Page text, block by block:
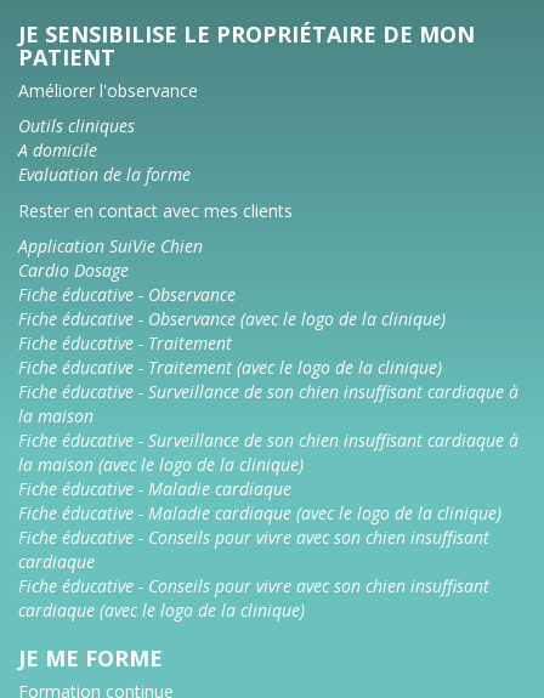
JE SENSIBILISE LE PROPRIÉTAIRE DE MON
PATIENT
Améliorer l'observance
Outils cliniques
A domicile
Evaluation de la forme
Rester en contact avec mes clients
Application SuiVie Chien
Cardio Dosage
Fiche éducative - Observance
Fiche éducative - Observance (avec le logo de la clinique)
Fiche éducative - Traitement
Fiche éducative - Traitement (avec le logo de la clinique)
Fiche éducative - Surveillance de son chien insuffisant cardiaque à
la maison
Fiche éducative - Surveillance de son chien insuffisant cardiaque à
la maison (avec le logo de la clinique)
Fiche éducative - Maladie cardiaque
Fiche éducative - Maladie cardiaque (avec le logo de la clinique)
Fiche éducative - Conseils pour vivre avec son chien insuffisant
cardiaque
Fiche éducative - Conseils pour vivre avec son chien insuffisant
cardiaque (avec le logo de la clinique)
JE ME FORME
Formation continue